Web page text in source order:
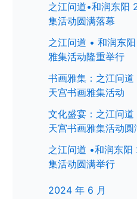
之江问道•和润东阳
集活动圆满落幕
之江问道 • 和润东
雅集活动隆重举行
书画雅集：之江问
天宫书画雅集活动
文化盛宴：之江问
天宫书画雅集活动圆
之江问道 •和润东
集活动圆满举行
2024 年 6 月